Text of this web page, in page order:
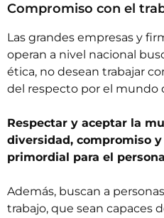
Compromiso con el
Las grandes empresas y
operan a nivel nacional
ética, no desean trabajar
del respecto por el mundo
Respectar y aceptar la
diversidad, compromiso
primordial para el
Además, buscan a
trabajo, que sean capaces